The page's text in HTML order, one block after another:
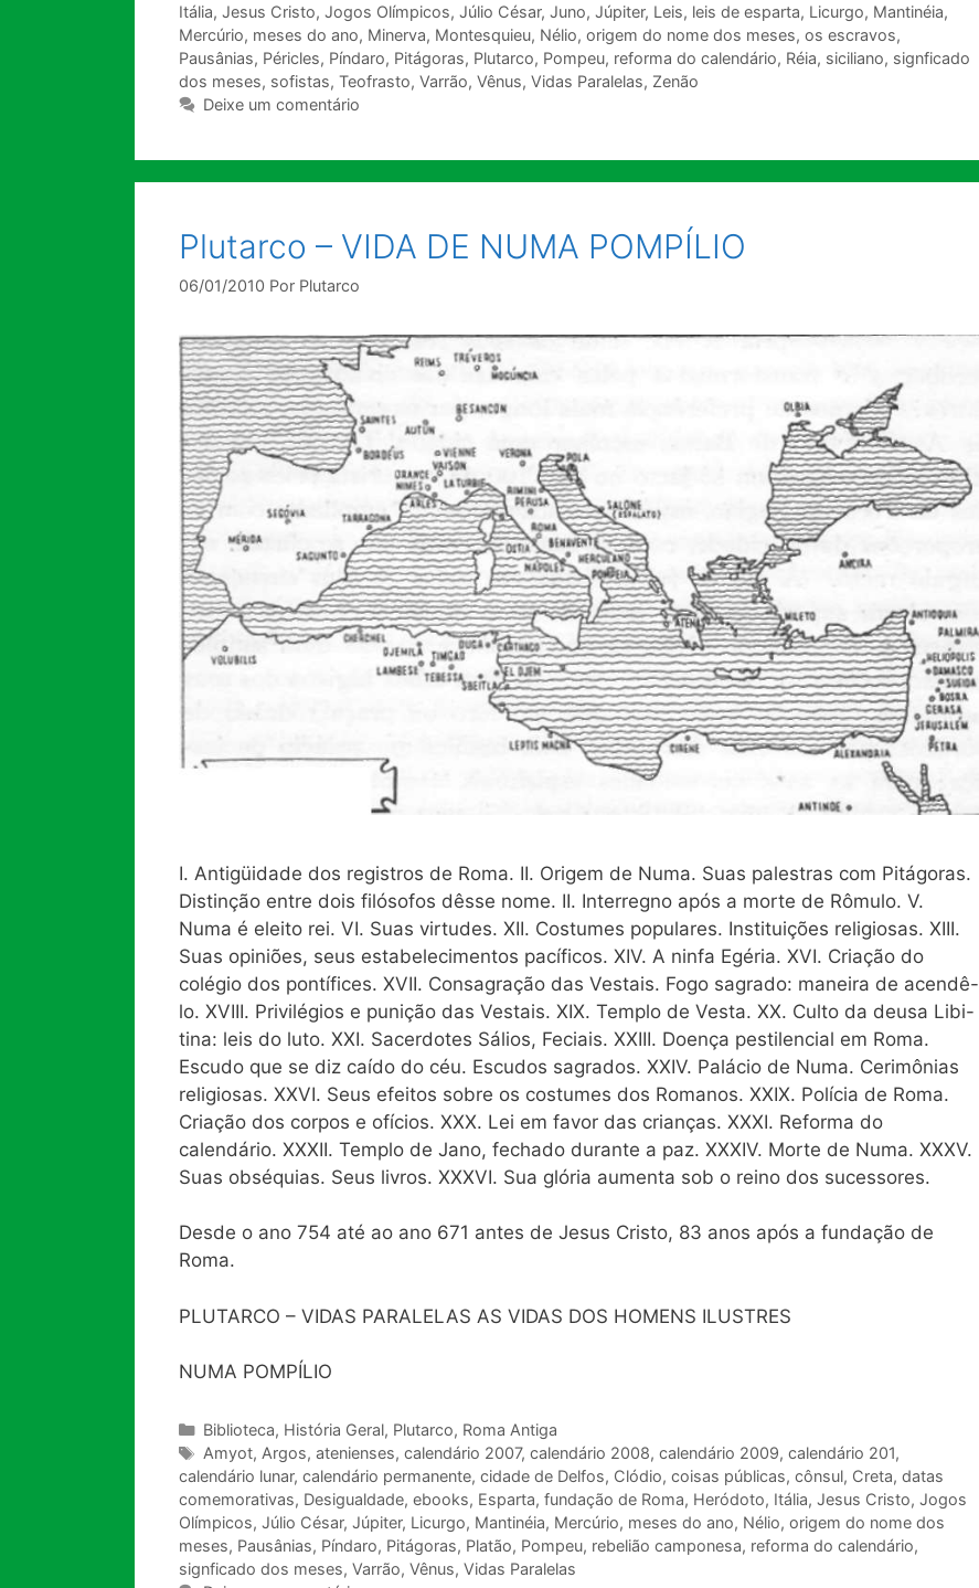
Itália, Jesus Cristo, Jogos Olímpicos, Júlio César, Juno, Júpiter, Leis, leis de esparta, Licurgo, Mantinéia,
Mercúrio, meses do ano, Minerva, Montesquieu, Nélio, origem do nome dos meses, os escravos,
Pausânias, Péricles, Píndaro, Pitágoras, Plutarco, Pompeu, reforma do calendário, Réia, siciliano, signficado
dos meses, sofistas, Teofrasto, Varrão, Vênus, Vidas Paralelas, Zenão
Deixe um comentário
Plutarco – VIDA DE NUMA POMPÍLIO
06/01/2010 Por Plutarco
I. Antigüidade dos registros de Roma. II. Origem de Numa. Suas palestras com Pitágoras.
Distinção entre dois filósofos dêsse nome. II. Interregno após a morte de Rômulo. V.
Numa é eleito rei. VI. Suas virtudes. XII. Costumes populares. Instituições religiosas. XIII.
Suas opiniões, seus estabelecimentos pacíficos. XIV. A ninfa Egéria. XVI. Criação do
colégio dos pontífices. XVII. Consagração das Vestais. Fogo sagrado: maneira de acendê-
lo. XVIII. Privilégios e punição das Vestais. XIX. Templo de Vesta. XX. Culto da deusa Libi-
tina: leis do luto. XXI. Sacerdotes Sálios, Feciais. XXIII. Doença pestilencial em Roma.
Escudo que se diz caído do céu. Escudos sagrados. XXIV. Palácio de Numa. Cerimônias
religiosas. XXVI. Seus efeitos sobre os costumes dos Romanos. XXIX. Polícia de Roma.
Criação dos corpos e ofícios. XXX. Lei em favor das crianças. XXXI. Reforma do
calendário. XXXII. Templo de Jano, fechado durante a paz. XXXIV. Morte de Numa. XXXV.
Suas obséquias. Seus livros. XXXVI. Sua glória aumenta sob o reino dos sucessores.
Desde o ano 754 até ao ano 671 antes de Jesus Cristo, 83 anos após a fundação de
Roma.
PLUTARCO – VIDAS PARALELAS AS VIDAS DOS HOMENS ILUSTRES
NUMA POMPÍLIO
Categorias
Biblioteca, História Geral, Plutarco, Roma Antiga
Tags
Amyot, Argos, atenienses, calendário 2007, calendário 2008, calendário 2009, calendário 201,
calendário lunar, calendário permanente, cidade de Delfos, Clódio, coisas públicas, cônsul, Creta, datas
comemorativas, Desigualdade, ebooks, Esparta, fundação de Roma, Heródoto, Itália, Jesus Cristo, Jogos
Olímpicos, Júlio César, Júpiter, Licurgo, Mantinéia, Mercúrio, meses do ano, Nélio, origem do nome dos
meses, Pausânias, Píndaro, Pitágoras, Platão, Pompeu, rebelião camponesa, reforma do calendário,
signficado dos meses, Varrão, Vênus, Vidas Paralelas